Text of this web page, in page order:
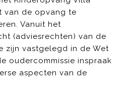
van de opvang te
Vanuit het
(adviesrechten) van de
zijn vastgelegd in de Wet
oudercommissie inspraak
aspecten van de